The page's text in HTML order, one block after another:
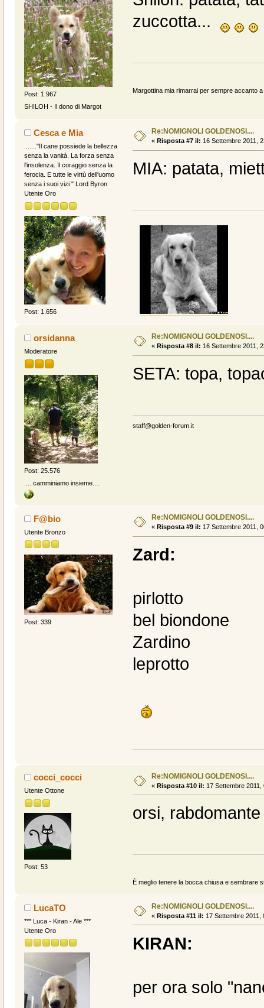
Post: 1.967
SHILOH - Il dono di Margot
zuccotta...
Margottina mia rimarrai per sempre accanto a
Cesca e Mia
......."Il cane possiede la bellezza
senza la vanità. La forza senza
l'insolenza. Il coraggio senza la
ferocia. E tutte le virtù dell'uomo
senza i suoi vizi " Lord Byron
Utente Oro
Post: 1.656
Re:NOMIGNOLI GOLDENOSI....
« Risposta #7 il: 16 Settembre 2011,
MIA: patata,
orsidanna
Moderatore
Post: 25.576
.... camminiamo insieme....
Re:NOMIGNOLI GOLDENOSI....
« Risposta #8 il: 16 Settembre 2011,
SETA: topa,
staff@golden-forum.it
F@bio
Utente Bronzo
Post: 339
Re:NOMIGNOLI GOLDENOSI....
« Risposta #9 il: 17 Settembre 2011,
Zard:
pirlotto
bel biondone
Zardino
leprotto
cocci_cocci
Utente Ottone
Post: 53
Re:NOMIGNOLI GOLDENOSI....
« Risposta #10 il: 17 Settembre 2011,
orsi,
È meglio tenere la bocca chiusa e sembrare
LucaTO
*** Luca - Kiran - Ale ***
Utente Oro
Re:NOMIGNOLI GOLDENOSI....
« Risposta #11 il: 17 Settembre 2011,
KIRAN:
per ora solo